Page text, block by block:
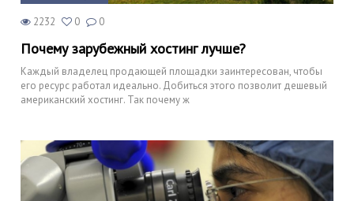
2232 0 0
Почему зарубежный хостинг лучше?
Каждый владелец продающей площадки заинтересован, чтобы
его ресурс работал идеально. Добиться этого позволит дешевый
американский хостинг. Так почему ж